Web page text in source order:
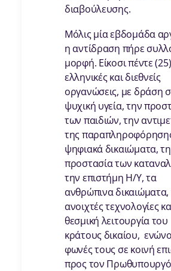
διαβούλευσης.
Μόλις μία εβδομάδα
η αντίδραση πήρε
μορφή. Είκοσι πέντε
ελληνικές και διεθνείς
οργανώσεις, με δράση
ψυχική υγεία, την
των παιδιών, την
της
ψηφιακά δικαιώματα,
προστασία των
την επιστήμη Η/Υ, τα
ανθρώπινα δικαιώματα,
ανοιχτές τεχνολογίες
θεσμική λειτουργία του
κράτους δικαίου,
φωνές τους σε κοινή
προς τον Πρωθυπουργό